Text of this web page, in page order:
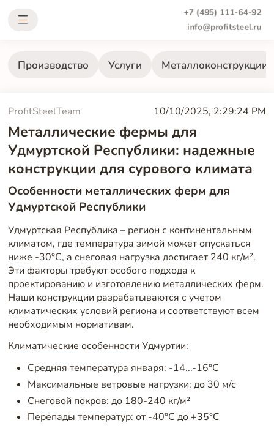
+7 (495) 111-64-92
info@profitsteel.ru
Производство Услуги Металлоконструкции
ProfitSteelTeam 10/10/2025, 2:29:24 PM
Металлические фермы для
Удмуртской Республики: надежные
конструкции для сурового климата
Особенности металлических ферм для
Удмуртской Республики
Удмуртская Республика – регион с континентальным
климатом, где температура зимой может опускаться
ниже -30°C, а снеговая нагрузка достигает 240 кг/м².
Эти факторы требуют особого подхода к
проектированию и изготовлению металлических ферм.
Наши конструкции разрабатываются с учетом
климатических условий региона и соответствуют всем
необходимым нормативам.
Климатические особенности Удмуртии:
Средняя температура января: -14...-16°C
Максимальные ветровые нагрузки: до 30 м/с
Снеговой покров: до 180-240 кг/м²
Перепады температур: от -40°C до +35°C